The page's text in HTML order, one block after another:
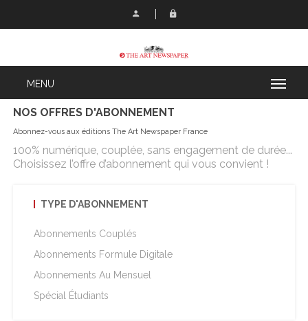
NOS OFFRES D'ABONNEMENT
Abonnez-vous aux éditions The Art Newspaper France
100% numérique, couplée, sans engagement de durée...
Choisissez l’offre d’abonnement qui vous convient !
TYPE D'ABONNEMENT
Abonnements Couplés
Abonnements Formule Digitale
Abonnements Au Mensuel
Spécial Étudiants